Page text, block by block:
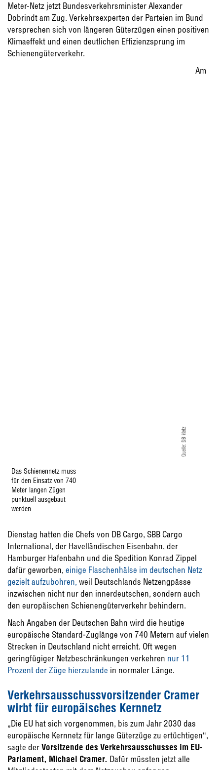
Meter-Netz jetzt Bundesverkehrsminister Alexander
Dobrindt am Zug. Verkehrsexperten der Parteien im Bund
versprechen sich von längeren Güterzügen einen positiven
Klimaeffekt und einen deutlichen Effizienzsprung im
Schienengüterverkehr.
Quelle: DB Netz
Das Schienennetz muss
für den Einsatz von 740
Meter langen Zügen
punktuell ausgebaut
werden
Am
Dienstag hatten die Chefs von DB Cargo, SBB Cargo
International, der Havelländischen Eisenbahn, der
Hamburger Hafenbahn und die Spedition Konrad Zippel
dafür geworben, einige Flaschenhälse im deutschen Netz
gezielt aufzubohren, weil Deutschlands Netzengpässe
inzwischen nicht nur den innerdeutschen, sondern auch
den europäischen Schienengüterverkehr behindern.
Nach Angaben der Deutschen Bahn wird die heutige
europäische Standard-Zuglänge von 740 Metern auf vielen
Strecken in Deutschland nicht erreicht. Oft wegen
geringfügiger Netzbeschränkungen verkehren nur 11
Prozent der Züge hierzulande in normaler Länge.
Verkehrsausschussvorsitzender Cramer
wirbt für europäisches Kernnetz
„Die EU hat sich vorgenommen, bis zum Jahr 2030 das
europäische Kernnetz für lange Güterzüge zu ertüchtigen“,
sagte derVorsitzende des Verkehrsausschusses im EU-
Parlament, Michael Cramer. Dafür müssten jetzt alle